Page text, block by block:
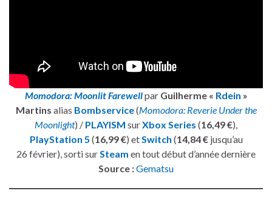
Momodora: Moonlit Farewellpar Guilherme « Rdein »
Martins alias Bombservice(Momodora: Reverie Under the
Moonlight) / PLAYISM surXbox Series (16,49 €),
PlayStation 5 (16,99 €) etSwitch (14,84 €jusqu’au
26 février), sorti surSteam en tout début d’année dernière
Source :Gematsu